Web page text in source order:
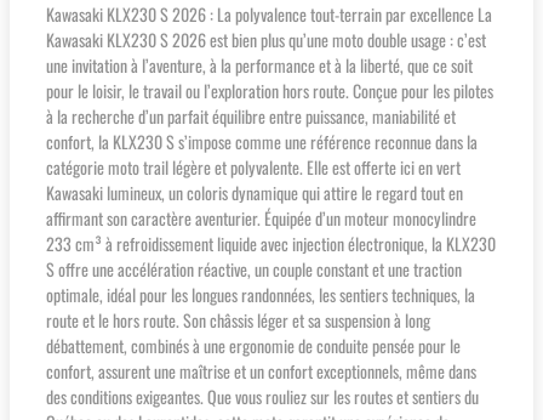
Kawasaki KLX230 S 2026 : La polyvalence tout-terrain par excellence La
Kawasaki KLX230 S 2026 est bien plus qu’une moto double usage : c’est
une invitation à l’aventure, à la performance et à la liberté, que ce soit
pour le loisir, le travail ou l’exploration hors route. Conçue pour les pilotes
à la recherche d’un parfait équilibre entre puissance, maniabilité et
confort, la KLX230 S s’impose comme une référence reconnue dans la
catégorie moto trail légère et polyvalente. Elle est offerte ici en vert
Kawasaki lumineux, un coloris dynamique qui attire le regard tout en
affirmant son caractère aventurier. Équipée d’un moteur monocylindre
233 cm³ à refroidissement liquide avec injection électronique, la KLX230
S offre une accélération réactive, un couple constant et une traction
optimale, idéal pour les longues randonnées, les sentiers techniques, la
route et le hors route. Son châssis léger et sa suspension à long
débattement, combinés à une ergonomie de conduite pensée pour le
confort, assurent une maîtrise et un confort exceptionnels, même dans
des conditions exigeantes. Que vous rouliez sur les routes et sentiers du